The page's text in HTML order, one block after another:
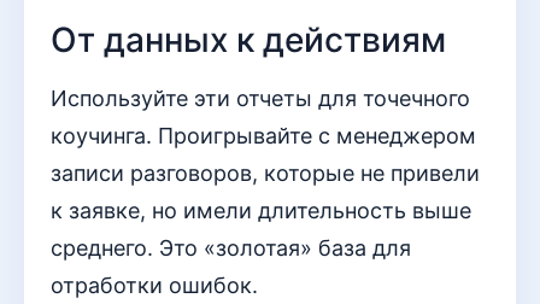
От данных к действиям
Используйте эти отчеты для точечного
коучинга. Проигрывайте с менеджером
записи разговоров, которые не привели
к заявке, но имели длительность выше
среднего. Это «золотая» база для
отработки ошибок.